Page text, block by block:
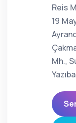
Reis
19
Mh.,